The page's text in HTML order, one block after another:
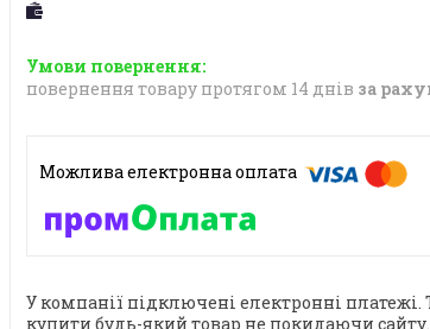
повернення товару протягом 14 днів за
У компанії підключені електронні
купити будь-який товар не покидаючи сайту.